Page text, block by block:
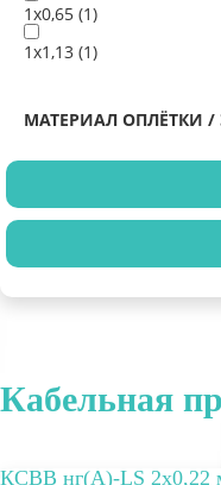
1х0,65 (1)
1х1,13 (1)
МАТЕРИАЛ ОПЛЁТКИ /
Кабельная
КСВВ нг(А)-LS 2х0,22